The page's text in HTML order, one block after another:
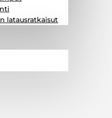
latausratkaisut